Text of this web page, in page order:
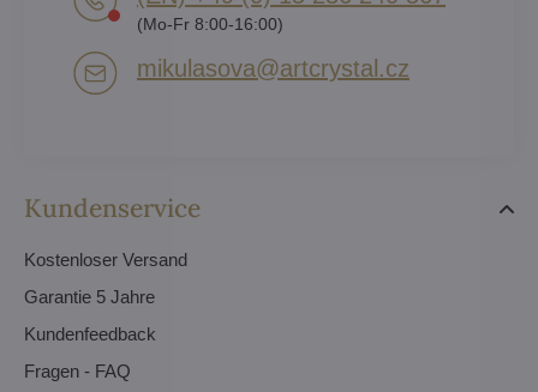
Kundenservice
Kostenloser Versand
Garantie 5 Jahre
Kundenfeedback
Fragen - FAQ
(Mo-Fr 8:00-16:00)
mikulasova​@artcrystal​.cz